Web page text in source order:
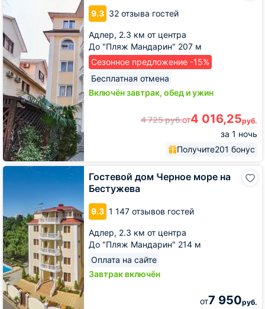
9.3 32 отзыва гостей
Адлер, 2.3 км от центра
До "Пляж Мандарин" 207 м
Сезонное предложение -15%
Бесплатная отмена
Включён завтрак, обед и ужин
4 725руб.от4 016,25руб.
за 1 ночь
Получите201 бонус
Бристоль
Гостевой дом Черное море на
Бестужева
9.3 1 147 отзывов гостей
Адлер, 2.3 км от центра
До "Пляж Мандарин" 214 м
Оплата на сайте
Завтрак включён
от7 950руб.
Гостевой
на
Бестужева